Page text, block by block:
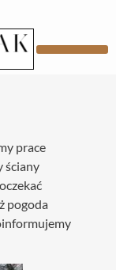
prace
ściany
pogoda